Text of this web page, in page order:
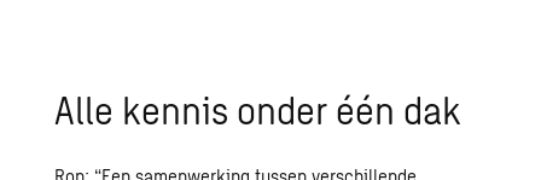
Alle kennis onder één dak